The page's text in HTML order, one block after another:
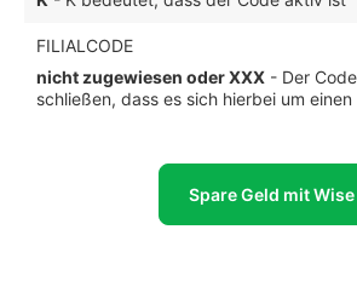
FILIALCODE
nicht zugewiesen oder XXX - Der
schließen, dass es sich hierbei um
Spare Geld mit Wise